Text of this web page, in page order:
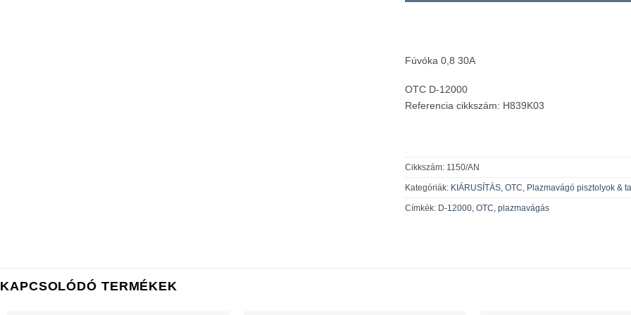
Fúvóka 0,8 30A
OTC D-12000
Referencia cikkszám: H839K03
Cikkszám: 1150/AN
Kategóriák: KIÁRUSÍTÁS OTC Plazmavágó pisztolyok &
Címkék: D-12000 OTC plazmavágás
KAPCSOLÓDÓ TERMÉKEK